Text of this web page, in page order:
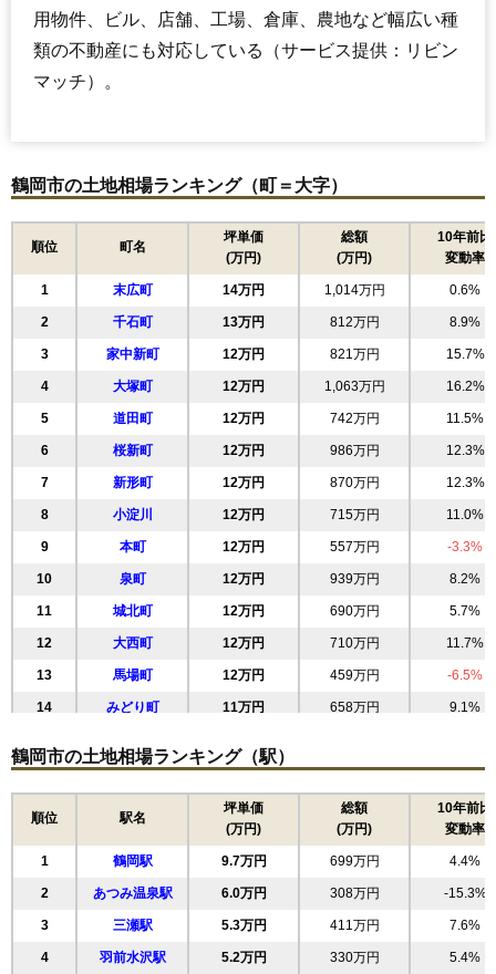
用物件、ビル、店舗、工場、倉庫、農地など幅広い種
類の不動産にも対応している（サービス提供：リビン
マッチ）。
鶴岡市の土地相場ランキング（町＝大字）
順位 町名
坪単価
(万円)
総額
(万円)
10年前比
変動率
1 末広町 14万円 1,014万円 0.6%
2 千石町 13万円 812万円 8.9%
3 家中新町 12万円 821万円 15.7%
4 大塚町 12万円 1,063万円 16.2%
5 道田町 12万円 742万円 11.5%
6 桜新町 12万円 986万円 12.3%
7 新形町 12万円 870万円 12.3%
8 小淀川 12万円 715万円 11.0%
9 本町 12万円 557万円 -3.3%
10 泉町 12万円 939万円 8.2%
11 城北町 12万円 690万円 5.7%
12 大西町 12万円 710万円 11.7%
13 馬場町 12万円 459万円 -6.5%
14 みどり町 11万円 658万円 9.1%
16 睦町 11万円 530万円 7.3%
11万円 853万円 15.6%
11万円 783万円 13.7%
19 西新斎町 11万円 1,117万円 13.7%
20 文園町 11万円 811万円 11.3%
21 大部町 11万円 585万円 8.6%
22 苗津町 11万円 264万円 -8.4%
鶴岡市の土地相場ランキング（駅）
順位 駅名
坪単価
(万円)
総額
(万円)
10年前比
変動率
1 鶴岡駅 9.7万円 699万円 4.4%
2 あつみ温泉駅 6.0万円 308万円 -15.3%
3 三瀬駅 5.3万円 411万円 7.6%
4 羽前水沢駅 5.2万円 330万円 5.4%